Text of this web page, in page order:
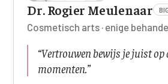
Dr. Rogier Meulenaar
Cosmetisch arts · enige
“Vertrouwen bewijs je juist op
momenten. ”